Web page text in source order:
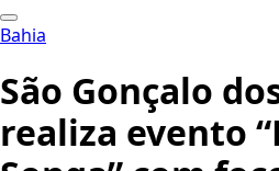
Bahia
São Gonçalo
realiza evento